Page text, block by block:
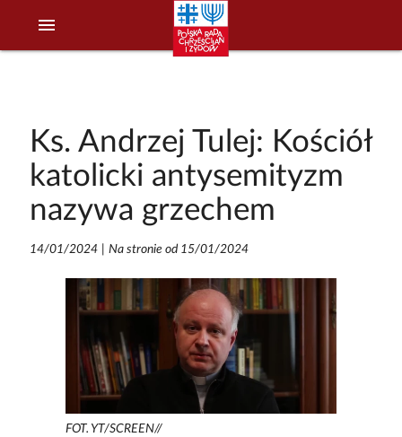
menu
Ks. Andrzej Tulej: Kościół
katolicki antysemityzm
nazywa grzechem
14/01/2024| Na stronie od 15/01/2024
FOT. YT/SCREEN//